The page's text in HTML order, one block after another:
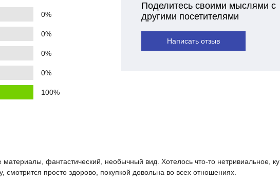
0%
0%
0%
0%
100%
Поделитесь своими мыслями с
другими посетителями
Написать отзыв
фантастический, необычный вид. Хотелось что-то нетривиальное,
смотрится просто здорово, покупкой довольна во всех отношениях.